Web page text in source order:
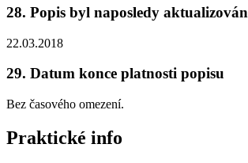
28. Popis byl naposledy aktualizován
22.03.2018
29. Datum konce platnosti popisu
Bez časového omezení.
Praktické info